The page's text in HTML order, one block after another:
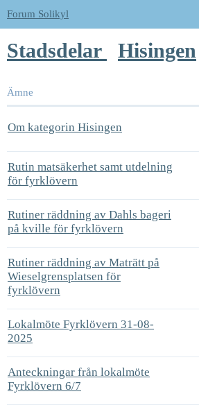
Forum Solikyl
Stadsdelar Hisingen
Ämne
Om kategorin Hisingen
Rutin matsäkerhet samt utdelning
för fyrklövern
Rutiner räddning av Dahls bageri
på kville för fyrklövern
Rutiner räddning av Maträtt på
Wieselgrensplatsen för
fyrklövern
Lokalmöte Fyrklövern 31-08-
2025
Anteckningar från lokalmöte
Fyrklövern 6/7